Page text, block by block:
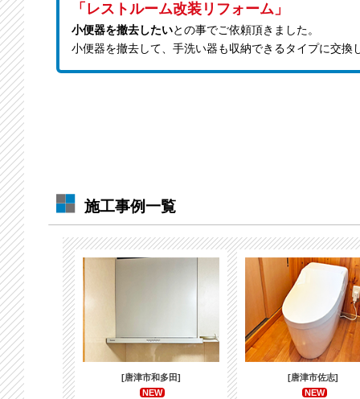
「レストルーム改装リフォーム」
小便器を撤去したいとの事でご依頼頂きました。
小便器を撤去して、手洗い器も収納できるタイプに交換
施工事例一覧
[唐津市和多田]
NEW
[唐津市佐志]
NEW